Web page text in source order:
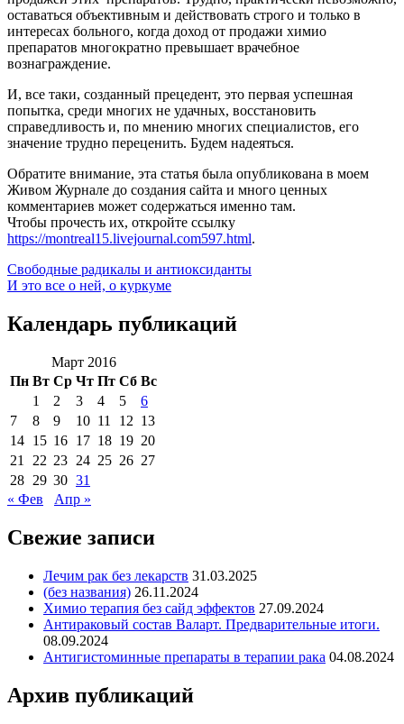
оставаться объективным и действовать строго и только в
интересах больного, когда доход от продажи химио
препаратов многократно превышает врачебное
вознаграждение.
И, все таки, созданный прецедент, это первая успешная
попытка, среди многих не удачных, восстановить
справедливость и, по мнению многих специалистов, его
значение трудно переценить. Будем надеяться.
Обратите внимание, эта статья была опубликована в моем
Живом Журнале до создания сайта и много ценных
комментариев может содержаться именно там.
Чтобы прочесть их, откройте ссылку
https://montreal15.livejournal.com597.html.
Свободные радикалы и антиоксиданты
И это все о ней, о куркуме
Календарь публикаций
Март 2016
Пн Вт Ср Чт Пт Сб Вс
1
2 3 4 5
6
7
8 9 10 11 12 13
14 15 16 17 18 19 20
21
22 23 24 25 26 27
28 29 30 31
« Фев
Апр »
Свежие записи
Лечим рак без лекарств 31.03.2025
(без названия) 26.11.2024
Химио терапия без сайд эффектов 27.09.2024
Антираковый состав Валарт. Предварительные итоги.
08.09.2024
Антигистоминные препараты в терапии рака 04.08.2024
Архив публикаций